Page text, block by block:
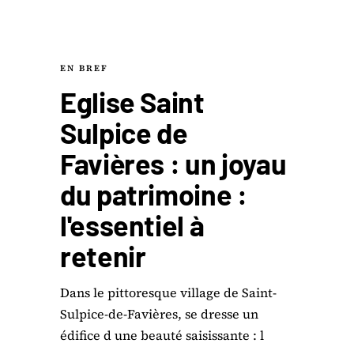
EN BREF
Eglise Saint
Sulpice de
Favières : un joyau
du patrimoine :
l'essentiel à
retenir
Dans le pittoresque village de Saint-
Sulpice-de-Favières, se dresse un
édifice d une beauté saisissante : l